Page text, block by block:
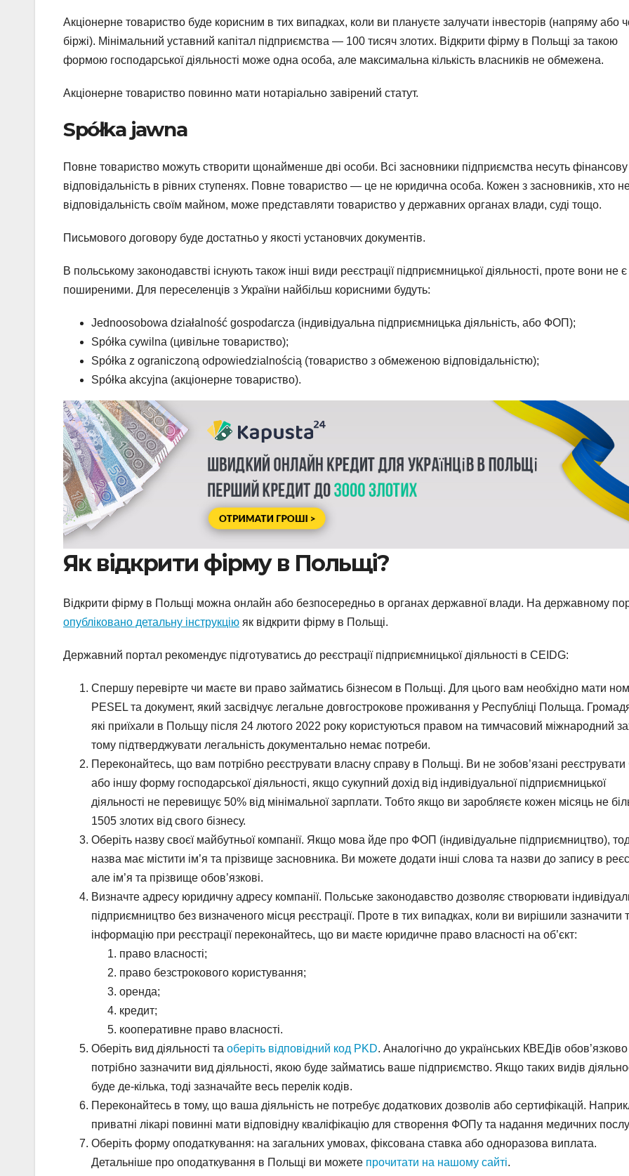
Акціонерне товариство буде корисним в тих випадках, коли ви плануєте залучати інвесторів (напряму або
біржі). Мінімальний уставний капітал підприємства — 100 тисяч злотих. Відкрити фірму в Польщі за такою
формою господарської діяльності може одна особа, але максимальна кількість власників не обмежена.
Акціонерне товариство повинно мати нотаріально завірений статут.
Spółka jawna
Повне товариство можуть створити щонайменше дві особи. Всі засновники підприємства несуть фінансову
відповідальність в рівних ступенях. Повне товариство — це не юридична особа. Кожен з засновників, хто
відповідальність своїм майном, може представляти товариство у державних органах влади, суді тощо.
Письмового договору буде достатньо у якості установчих документів.
В польському законодавстві існують також інші види реєстрації підприємницької діяльності, проте вони не є
поширеними. Для переселенців з України найбільш корисними будуть:
Jednoosobowa działalność gospodarcza (індивідуальна підприємницька діяльність, або ФОП);
Spółka cywilna (цивільне товариство);
Spółka z ograniczoną odpowiedzialnością (товариство з обмеженою відповідальністю);
Spółka akcyjna (акціонерне товариство).
Як відкрити фірму в Польщі?
Відкрити фірму в Польщі можна онлайн або безпосередньо в органах державної влади. На державному
опубліковано детальну інструкцію як відкрити фірму в Польщі.
Державний портал рекомендує підготуватись до реєстрації підприємницької діяльності в CEIDG:
Спершу перевірте чи маєте ви право займатись бізнесом в Польщі. Для цього вам необхідно мати
PESEL та документ, який засвідчує легальне довгострокове проживання у Республіці Польща.
які приїхали в Польщу після 24 лютого 2022 року користуються правом на тимчасовий міжнародний
тому підтверджувати легальність документально немає потреби.
Переконайтесь, що вам потрібно реєструвати власну справу в Польщі. Ви не зобов’язані
або іншу форму господарської діяльності, якщо сукупний дохід від індивідуальної підприємницької
діяльності не перевищує 50% від мінімальної зарплати. Тобто якщо ви заробляєте кожен місяць не
1505 злотих від свого бізнесу.
Оберіть назву своєї майбутньої компанії. Якщо мова йде про ФОП (індивідуальне підприємництво),
назва має містити ім’я та прізвище засновника. Ви можете додати інші слова та назви до запису в
але ім’я та прізвище обов’язкові.
Визначте адресу юридичну адресу компанії. Польське законодавство дозволяє створювати
підприємництво без визначеного місця реєстрації. Проте в тих випадках, коли ви вирішили зазначити
інформацію при реєстрації переконайтесь, що ви маєте юридичне право власності на об’єкт:
право власності;
право безстрокового користування;
оренда;
кредит;
кооперативне право власності.
Оберіть вид діяльності та оберіть відповідний код PKD. Аналогічно до українських КВЕДів обов’язково
потрібно зазначити вид діяльності, якою буде займатись ваше підприємство. Якщо таких видів
буде де-кілька, тоді зазначайте весь перелік кодів.
Переконайтесь в тому, що ваша діяльність не потребує додаткових дозволів або сертифікацій.
приватні лікарі повинні мати відповідну кваліфікацію для створення ФОПу та надання медичних
Оберіть форму оподаткування: на загальних умовах, фіксована ставка або одноразова виплата.
Детальніше про оподаткування в Польщі ви можете прочитати на нашому сайті.